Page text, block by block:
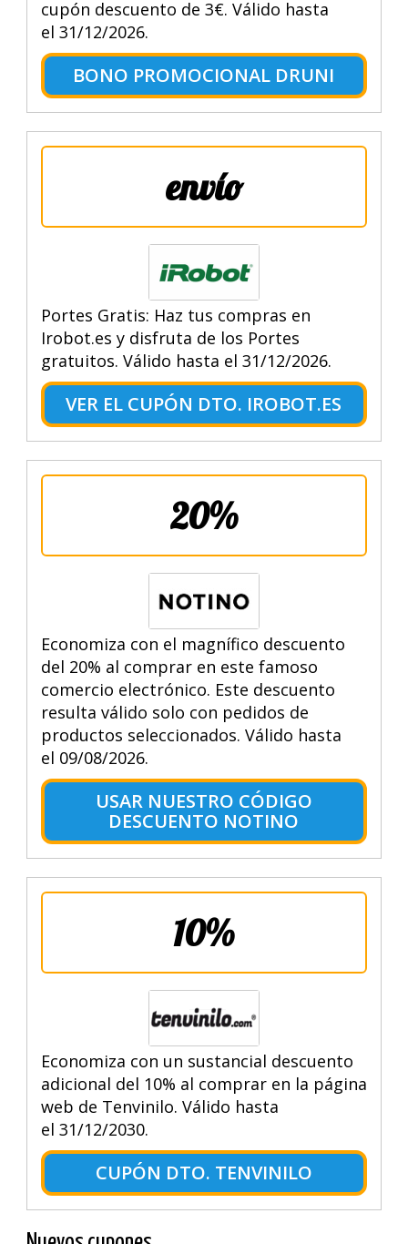
cupón descuento de 3€. Válido hasta
el 31/12/2026.
BONO PROMOCIONAL DRUNI
envío
Portes Gratis: Haz tus compras en
Irobot.es y disfruta de los Portes
gratuitos. Válido hasta el 31/12/2026.
VER EL CUPÓN DTO. IROBOT.ES
20%
Economiza con el magnífico descuento
del 20% al comprar en este famoso
comercio electrónico. Este descuento
resulta válido solo con pedidos de
productos seleccionados. Válido hasta
el 09/08/2026.
USAR NUESTRO CÓDIGO
DESCUENTO NOTINO
10%
Economiza con un sustancial descuento
adicional del 10% al comprar en la página
web de Tenvinilo. Válido hasta
el 31/12/2030.
CUPÓN DTO. TENVINILO